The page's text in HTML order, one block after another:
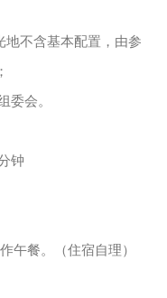
地不含基本配置，由参
会。
钟
午餐。（住宿自理）